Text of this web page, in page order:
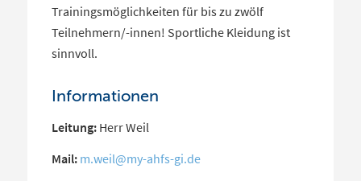
Trainingsmöglichkeiten für bis zu zwölf
Teilnehmern/-innen! Sportliche Kleidung ist
sinnvoll.
Informationen
Leitung:Herr Weil
Mail: m.weil@my-ahfs-gi.de